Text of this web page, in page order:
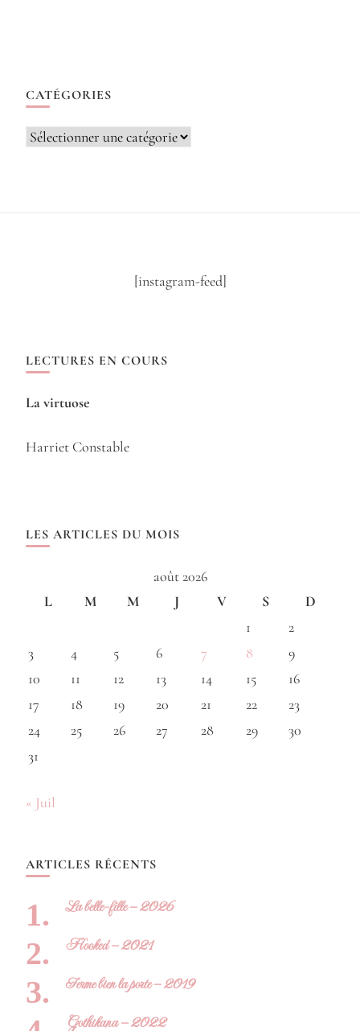
CATÉGORIES
Catégories
[instagram-feed]
LECTURES EN COURS
La virtuose
Harriet Constable
LES ARTICLES DU MOIS
août 2026
L
M M J V S
D
1
2
3
4 5 6 7 8
9
10
11 12 13 14 15
16
17
18 19 20 21 22
23
24
25 26 27 28 29
30
31
« Juil
ARTICLES RÉCENTS
La belle-fille – 2026
Hooked – 2021
Ferme bien la porte – 2019
Gothikana – 2022